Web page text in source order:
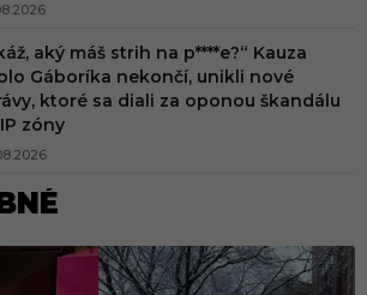
aký máš strih na p****e?“ Kauza
Gáboríka nekončí, unikli nové
ktoré sa diali za oponou škandálu
zóny